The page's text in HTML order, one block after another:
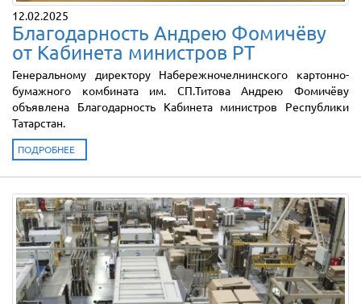
12.02.2025
Благодарность Андрею Фомичёву
от Кабинета министров РТ
Генеральному директору Набережночелнинского картонно-
бумажного комбината им. СП.Титова Андрею Фомичёву
объявлена Благодарность Кабинета министров Республики
Татарстан.
ПОДРОБНЕЕ